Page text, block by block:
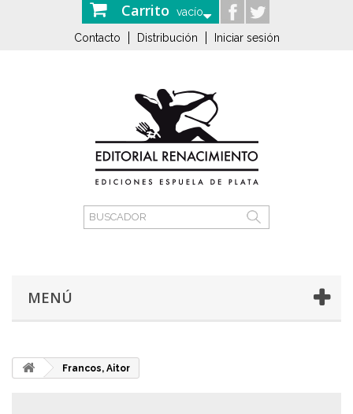
Carrito vacío
Contacto Distribución Iniciar sesión
MENÚ
Francos, Aitor